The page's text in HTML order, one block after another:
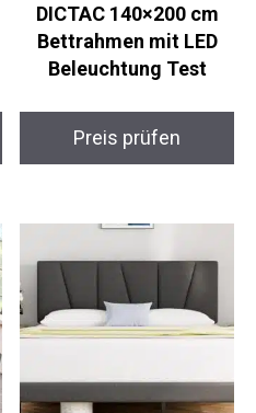
DICTAC 140×200 cm
Bettrahmen mit LED
Beleuchtung Test
Preis prüfen